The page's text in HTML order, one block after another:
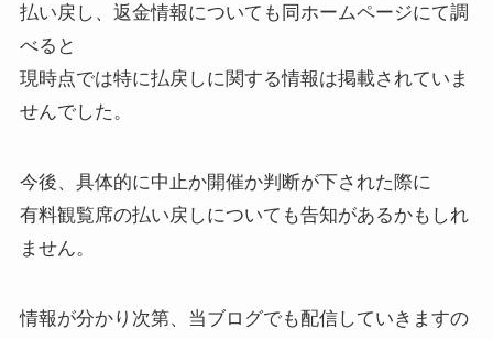
払い戻し、返金情報についても同ホームページにて調
べると
現時点では特に払戻しに関する情報は掲載されていま
せんでした。
今後、具体的に中止か開催か判断が下された際に
有料観覧席の払い戻しについても告知があるかもしれ
ません。
情報が分かり次第、当ブログでも配信していきますの